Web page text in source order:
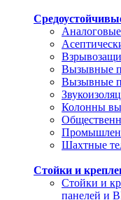
Вызывные
Вызывные
Колонны
Шахтные
Стойки и
Стойки и
панелей и